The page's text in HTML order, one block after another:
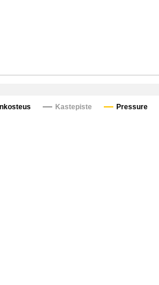
Kastepiste Pressure